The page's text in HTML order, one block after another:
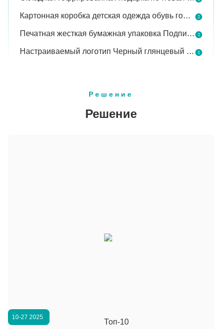
Картонная коробка детская одежда обувь гофрированная упаковка бумага доставка почтовые ящики пользовательский логотип
Печатная жесткая бумажная упаковка Подписка Почтовая обувь Бумажная коробка Почтовая перевозка Картонная гофрированная коробка Настройка логотипа
Настраиваемый логотип Черный глянцевый ламинированный гофрированный подарочный лист Почтовый ящик
Решение
Решение
10-27 2025